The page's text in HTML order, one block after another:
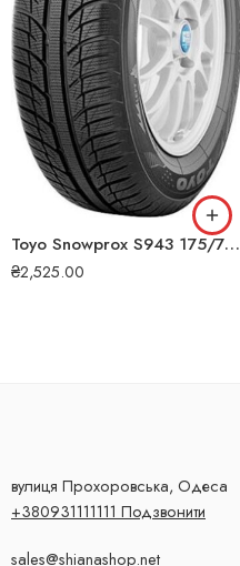
Toyo Snowprox S943 175/70 R14 88T XL зимова шина
₴2,525.00
вулиця Прохоровська, Одеса
+380931111111 Подзвонити
sales@shianashop.net